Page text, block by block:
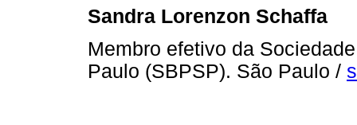
Sandra Lorenzon Schaffa
Membro efetivo da
Paulo (SBPSP). São Paulo /